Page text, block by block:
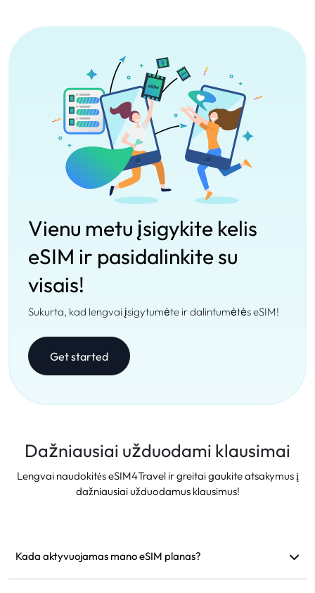
Vienu metu įsigykite kelis
eSIM ir pasidalinkite su
visais!
Sukurta, kad lengvai įsigytumėte ir dalintumėtės eSIM!
Get started
Dažniausiai užduodami klausimai
Lengvai naudokitės eSIM4Travel ir greitai gaukite atsakymus į
dažniausiai užduodamus klausimus!
Kada aktyvuojamas mano eSIM planas?